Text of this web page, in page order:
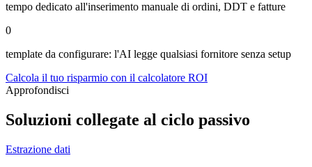
tempo dedicato all'inserimento manuale di ordini, DDT e fatture
0
template da configurare: l'AI legge qualsiasi fornitore senza setup
Calcola il tuo risparmio con il calcolatore ROI
Approfondisci
Soluzioni collegate al ciclo passivo
Estrazione dati